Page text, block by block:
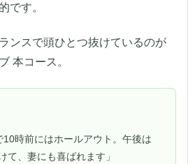
です。
ンスで頭ひとつ抜けているのが
本コース。
10時前にはホールアウト。午後は
て、妻にも喜ばれます」